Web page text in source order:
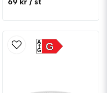
G
A
G